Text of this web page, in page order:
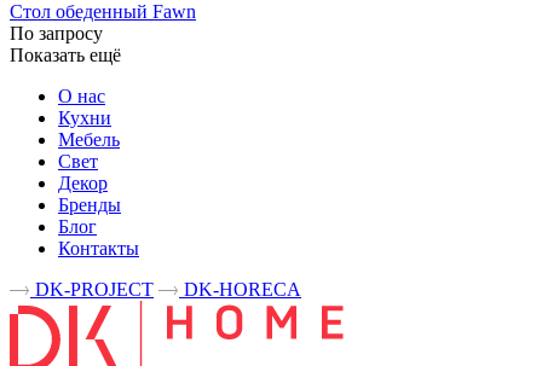
Стол обеденный Fawn
По запросу
Показать ещё
О нас
Кухни
Мебель
Свет
Декор
Бренды
Блог
Контакты
DK-PROJECT
DK-HORECA